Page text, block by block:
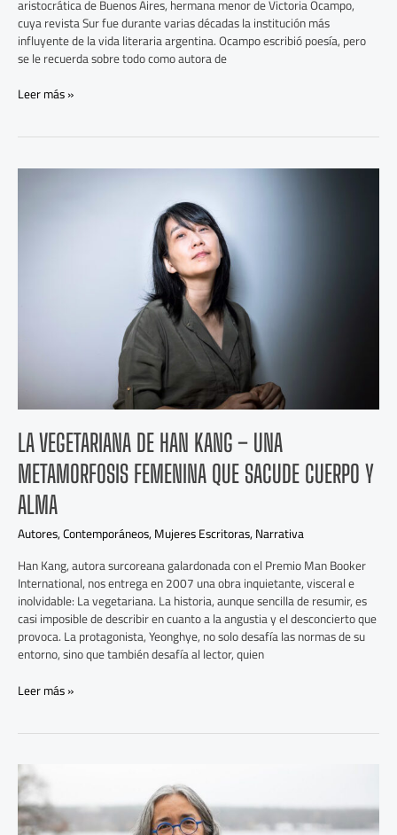
aristocrática de Buenos Aires, hermana menor de Victoria Ocampo,
cuya revista Sur fue durante varias décadas la institución más
influyente de la vida literaria argentina. Ocampo escribió poesía, pero
se le recuerda sobre todo como autora de
Leer más »
LA VEGETARIANA DE HAN KANG – UNA
METAMORFOSIS FEMENINA QUE SACUDE CUERPO Y
ALMA
Autores,Contemporáneos,Mujeres Escritoras,Narrativa
Han Kang, autora surcoreana galardonada con el Premio Man Booker
International, nos entrega en 2007 una obra inquietante, visceral e
inolvidable: La vegetariana. La historia, aunque sencilla de resumir, es
casi imposible de describir en cuanto a la angustia y el desconcierto que
provoca. La protagonista, Yeonghye, no solo desafía las normas de su
entorno, sino que también desafía al lector, quien
La
Leer más »
El
invencible
verano
de